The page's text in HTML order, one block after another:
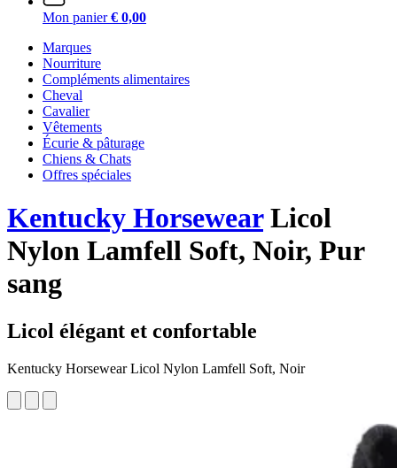
Mon panier € 0,00
Marques
Nourriture
Compléments alimentaires
Cheval
Cavalier
Vêtements
Écurie & pâturage
Chiens & Chats
Offres spéciales
Kentucky HorsewearLicol
Nylon Lamfell Soft, Noir, Pur
sang
Licol élégant et confortable
Kentucky Horsewear Licol Nylon Lamfell Soft, Noir